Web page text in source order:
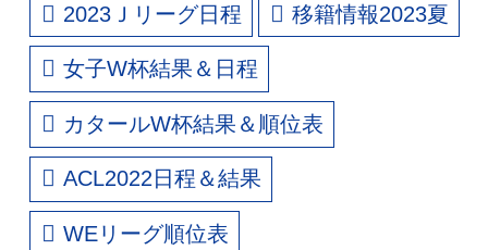
2023Ｊリーグ日程 移籍情報2023夏
女子W杯結果＆日程
カタールW杯結果＆順位表
ACL2022日程＆結果
WEリーグ順位表